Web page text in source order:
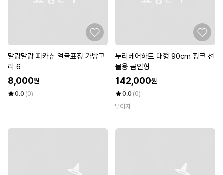
말랑말랑 피카츄 얼굴표정 가방고
리 6
8,000원
0.0 (0)
누리베어하트 대형 90cm 핑크 선
물용 곰인형
142,000원
0.0 (0)
무이자